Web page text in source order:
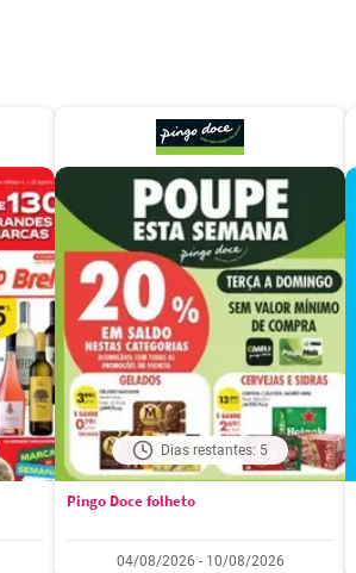
Dias restantes: 5
Pingo Doce folheto
04/08/2026 - 10/08/2026